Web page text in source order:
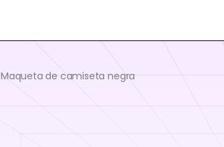
Maqueta de camiseta negra